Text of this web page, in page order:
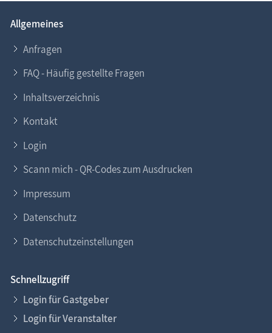
Allgemeines
Anfragen
FAQ - Häufig gestellte Fragen
Inhaltsverzeichnis
Kontakt
Login
Scann mich - QR-Codes zum Ausdrucken
Impressum
Datenschutz
Datenschutzeinstellungen
Schnellzugriff
Login für Gastgeber
Login für Veranstalter